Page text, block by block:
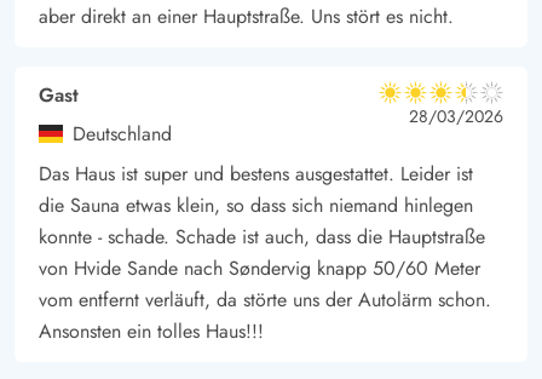
aber direkt an einer Hauptstraße. Uns stört es nicht.
Gast
Deutschland
3.5 von 5
3.5 von 5
3.5 out of 5
28/03/2026
Das Haus ist super und bestens ausgestattet. Leider ist
die Sauna etwas klein, so dass sich niemand hinlegen
konnte - schade. Schade ist auch, dass die Hauptstraße
von Hvide Sande nach Søndervig knapp 50/60 Meter
vom entfernt verläuft, da störte uns der Autolärm schon.
Ansonsten ein tolles Haus!!!